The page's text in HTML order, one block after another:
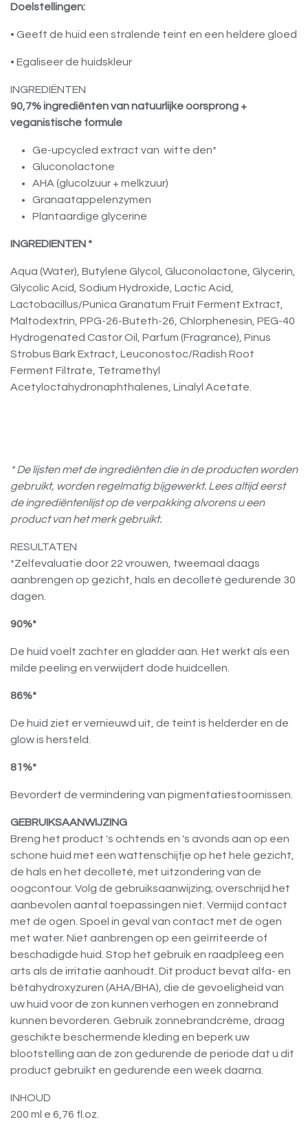
Doelstellingen:
• Geeft de huid een stralende teint en een heldere gloed
• Egaliseer de huidskleur
INGREDIËNTEN
90,7% ingrediënten van natuurlijke oorsprong +
veganistische formule
Ge-upcycled extract van witte den*
Gluconolactone
AHA (glucolzuur + melkzuur)
Granaatappelenzymen
Plantaardige glycerine
INGREDIENTEN *
Aqua (Water), Butylene Glycol, Gluconolactone, Glycerin,
Glycolic Acid, Sodium Hydroxide, Lactic Acid,
Lactobacillus/Punica Granatum Fruit Ferment Extract,
Maltodextrin, PPG-26-Buteth-26, Chlorphenesin, PEG-40
Hydrogenated Castor Oil, Parfum (Fragrance), Pinus
Strobus Bark Extract, Leuconostoc/Radish Root
Ferment Filtrate, Tetramethyl
Acetyloctahydronaphthalenes, Linalyl Acetate.
* De lijsten met de ingrediënten die in de producten worden
gebruikt, worden regelmatig bijgewerkt. Lees altijd eerst
de ingrediëntenlijst op de verpakking alvorens u een
product van het merk gebruikt.
RESULTATEN
*Zelfevaluatie door 22 vrouwen, tweemaal daags
aanbrengen op gezicht, hals en decolleté gedurende 30
dagen.
90%*
De huid voelt zachter en gladder aan. Het werkt als een
milde peeling en verwijdert dode huidcellen.
86%*
De huid ziet er vernieuwd uit, de teint is helderder en de
glow is hersteld.
81%*
Bevordert de vermindering van pigmentatiestoornissen.
GEBRUIKSAANWIJZING
Breng het product 's ochtends en 's avonds aan op een
schone huid met een wattenschijfje op het hele gezicht,
de hals en het decolleté, met uitzondering van de
oogcontour. Volg de gebruiksaanwijzing; overschrijd het
aanbevolen aantal toepassingen niet. Vermijd contact
met de ogen. Spoel in geval van contact met de ogen
met water. Niet aanbrengen op een geïrriteerde of
beschadigde huid. Stop het gebruik en raadpleeg een
arts als de irritatie aanhoudt. Dit product bevat alfa- en
bètahydroxyzuren (AHA/BHA), die de gevoeligheid van
uw huid voor de zon kunnen verhogen en zonnebrand
kunnen bevorderen. Gebruik zonnebrandcrème, draag
geschikte beschermende kleding en beperk uw
blootstelling aan de zon gedurende de periode dat u dit
product gebruikt en gedurende een week daarna.
INHOUD
200 ml e 6,76 fl.oz.